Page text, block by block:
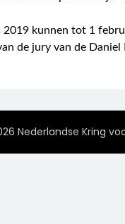
kunnen tot 1
de jury van de
Nederlandse Kring